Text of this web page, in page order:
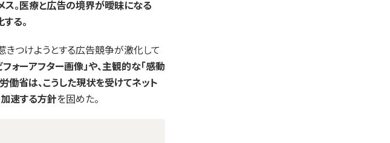
ス。医療と広告の境界が曖昧になる
る。
きつけようとする広告競争が激化して
ォーアフター画像」や、主観的な「感動
働省は、こうした現状を受けてネット
速する方針を固めた。